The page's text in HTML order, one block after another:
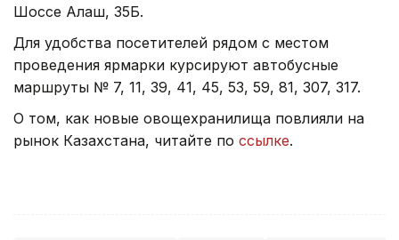
Шоссе Алаш, 35Б.
Для удобства посетителей рядом с местом
проведения ярмарки курсируют автобусные
маршруты № 7, 11, 39, 41, 45, 53, 59, 81, 307, 317.
О том, как новые овощехранилища повлияли на
рынок Казахстана, читайте по ссылке.